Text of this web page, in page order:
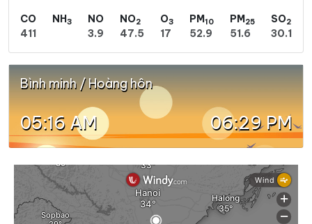
CO
411
NH3
NO
3.9
NO2
47.5
O3
17
PM10
52.9
PM25
51.6
SO2
30.1
Bình minh / Hoàng hôn
05:16 AM 06:29 PM